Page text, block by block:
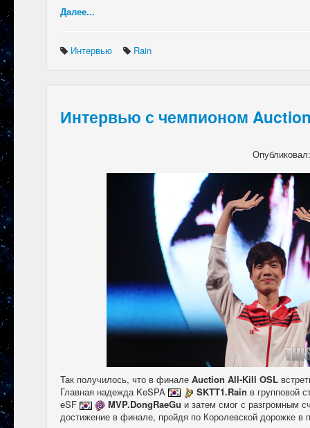
Далее...
Интервью Rain
Интервью с чемпионом
Так получилось, что в финале Auction All-Kill OSL
Главная надежда KeSPA
SKTT1.Rain в групповой
eSF
MVP.DongRaeGu и затем смог с разгромным
достижение в финале, пройдя по Королевской дорожке в